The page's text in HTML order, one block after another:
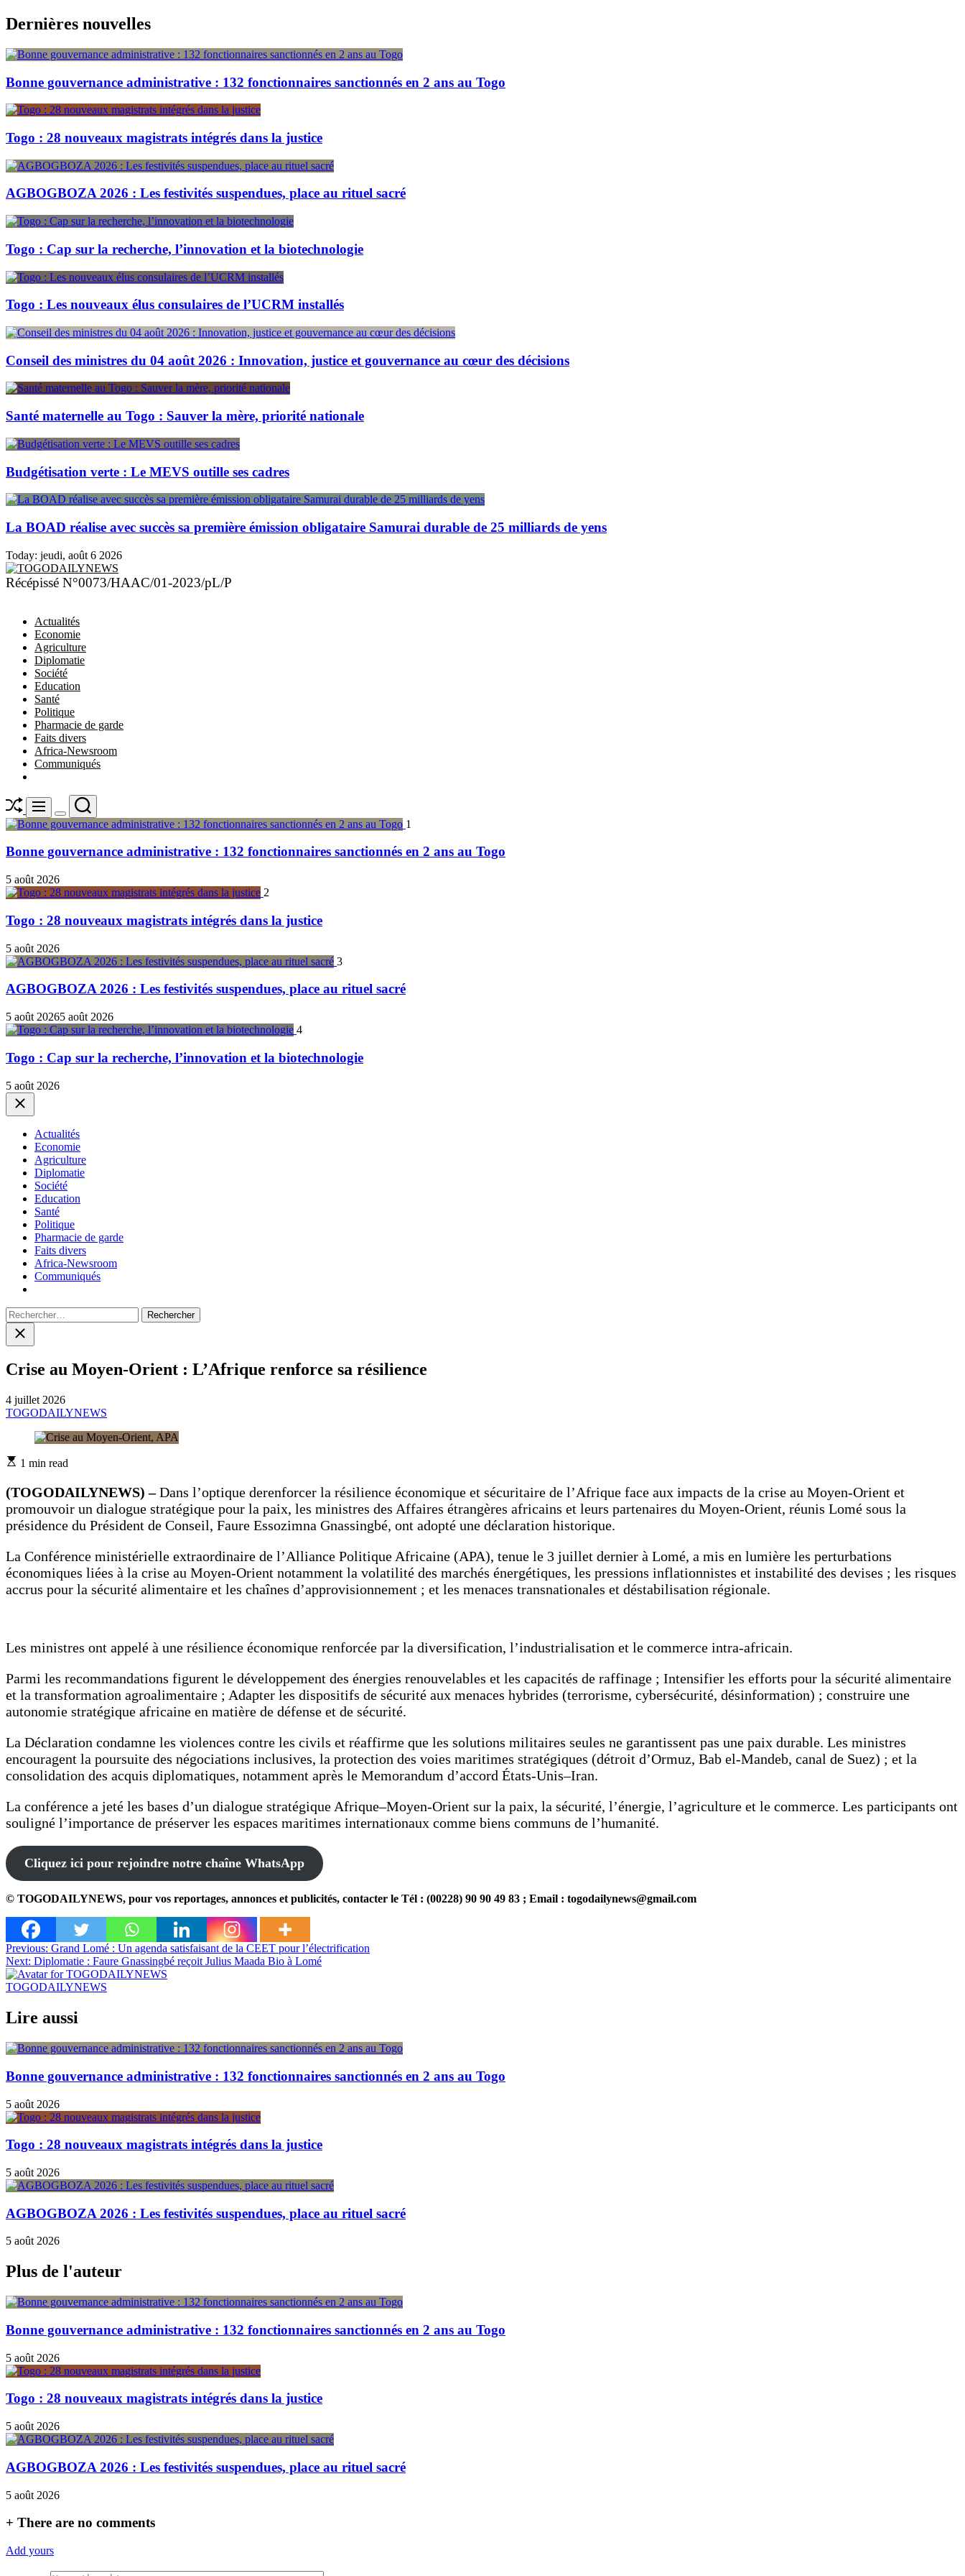
Skip
to
content
Dernières nouvelles
Bonne gouvernance administrative : 132 fonctionnaires sanctionnés en 2 ans au Togo
Togo : 28 nouveaux magistrats intégrés dans la justice
AGBOGBOZA 2026 : Les festivités suspendues, place au rituel sacré
Togo : Cap sur la recherche, l’innovation et la biotechnologie
Togo : Les nouveaux élus consulaires de l’UCRM installés
Conseil des ministres du 04 août 2026 : Innovation, justice et gouvernance au cœur des décisions
Santé maternelle au Togo : Sauver la mère, priorité nationale
Budgétisation verte : Le MEVS outille ses cadres
La BOAD réalise avec succès sa première émission obligataire Samurai durable de 25 milliards de yens
Today: jeudi, août 6 2026
TOGODAILYNEWS
Récépissé N°0073/HAAC/01-2023/pL/P
Actualités
Economie
Agriculture
Diplomatie
Société
Education
Santé
Politique
Pharmacie de garde
Faits divers
Africa-Newsroom
Communiqués
ShuffleMenu
Switch
color
Search
1
Bonne gouvernance administrative : 132 fonctionnaires sanctionnés en 2 ans au Togo
5 août 2026
2
Togo : 28 nouveaux magistrats intégrés dans la justice
5 août 2026
3
AGBOGBOZA 2026 : Les festivités suspendues, place au rituel sacré
5 août 20265 août 2026
4
Togo : Cap sur la recherche, l’innovation et la biotechnologie
5 août 2026
Close
Actualités
Economie
Agriculture
Diplomatie
Société
Education
Santé
Politique
Pharmacie de garde
Faits divers
Africa-Newsroom
Communiqués
Rechercher :
Close
search
Crise au Moyen-Orient : L’Afrique renforce sa résilience
4 juillet 2026
TOGODAILYNEWS
Estimated
time
1 min read
(TOGODAILYNEWS) –Dans l’optique derenforcer la résilience économique et sécuritaire de l’Afrique face aux impacts de la crise au Moyen-Orient et
promouvoir un dialogue stratégique pour la paix, les ministres des Affaires étrangères africains et leurs partenaires du Moyen-Orient, réunis Lomé sous la
présidence du Président de Conseil, Faure Essozimna Gnassingbé, ont adopté une déclaration historique.
La Conférence ministérielle extraordinaire de l’Alliance Politique Africaine (APA), tenue le 3 juillet dernier à Lomé, a mis en lumière les perturbations
économiques liées à la crise au Moyen-Orient notamment la volatilité des marchés énergétiques, les pressions inflationnistes et instabilité des devises ; les risques
accrus pour la sécurité alimentaire et les chaînes d’approvisionnement ; et les menaces transnationales et déstabilisation régionale.
Les ministres ont appelé à une résilience économique renforcée par la diversification, l’industrialisation et le commerce intra-africain.
Parmi les recommandations figurent le développement des énergies renouvelables et les capacités de raffinage ; Intensifier les efforts pour la sécurité alimentaire
et la transformation agroalimentaire ; Adapter les dispositifs de sécurité aux menaces hybrides (terrorisme, cybersécurité, désinformation) ; construire une
autonomie stratégique africaine en matière de défense et de sécurité.
La Déclaration condamne les violences contre les civils et réaffirme que les solutions militaires seules ne garantissent pas une paix durable. Les ministres
encouragent la poursuite des négociations inclusives, la protection des voies maritimes stratégiques (détroit d’Ormuz, Bab el-Mandeb, canal de Suez) ; et la
consolidation des acquis diplomatiques, notamment après le Memorandum d’accord États-Unis–Iran.
La conférence a jeté les bases d’un dialogue stratégique Afrique–Moyen-Orient sur la paix, la sécurité, l’énergie, l’agriculture et le commerce. Les participants ont
souligné l’importance de préserver les espaces maritimes internationaux comme biens communs de l’humanité.
Cliquez ici pour rejoindre notre chaîne WhatsApp
© TOGODAILYNEWS, pour vos reportages, annonces et publicités, contacter le Tél : (00228) 90 90 49 83 ; Email : togodailynews@gmail.com
Navigation
de
l’article
Previous: Grand Lomé : Un agenda satisfaisant de la CEET pour l’électrification
Next: Diplomatie : Faure Gnassingbé reçoit Julius Maada Bio à Lomé
TOGODAILYNEWS
Lire aussi
Bonne gouvernance administrative : 132 fonctionnaires sanctionnés en 2 ans au Togo
5 août 2026
Togo : 28 nouveaux magistrats intégrés dans la justice
5 août 2026
AGBOGBOZA 2026 : Les festivités suspendues, place au rituel sacré
5 août 2026
Plus de l'auteur
Bonne gouvernance administrative : 132 fonctionnaires sanctionnés en 2 ans au Togo
5 août 2026
Togo : 28 nouveaux magistrats intégrés dans la justice
5 août 2026
AGBOGBOZA 2026 : Les festivités suspendues, place au rituel sacré
5 août 2026
+ There are no comments
Add yours